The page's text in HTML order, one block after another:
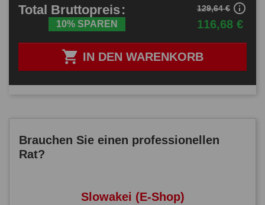
 IN DEN WARENKORB
Total Bruttopreis:
10% SPAREN 116,68 €
129,64 € info_outline
Brauchen Sie einen professionellen
Rat?
Slowakei (E-Shop)